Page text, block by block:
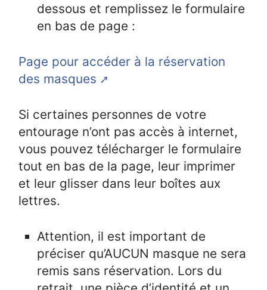
dessous et remplissez le formulaire
en bas de page :
Page pour accéder à la réservation
des masques
Si certaines personnes de votre
entourage n’ont pas accès à internet,
vous pouvez télécharger le formulaire
tout en bas de la page, leur imprimer
et leur glisser dans leur boîtes aux
lettres.
Attention, il est important de
préciser qu’AUCUN masque ne sera
remis sans réservation. Lors du